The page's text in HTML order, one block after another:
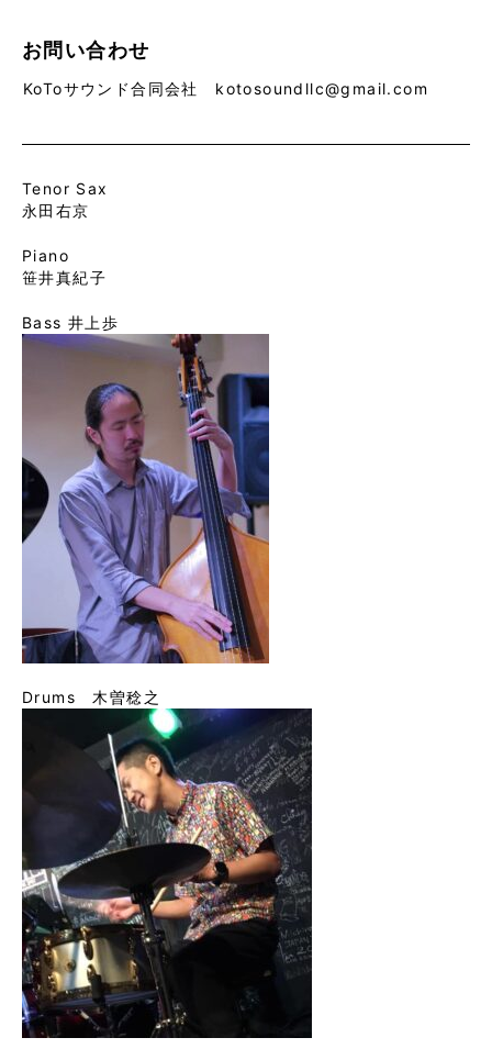
お問い合わせ
KoToサウンド合同会社 kotosoundllc@gmail.com
Tenor Sax
永田右京
Piano
笹井真紀子
Bass 井上歩
Drums 木曽稔之